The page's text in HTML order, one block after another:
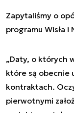
Zapytaliśmy o
programu Wisła i
„Daty, o których
które są obecnie
kontraktach.
pierwotnymi